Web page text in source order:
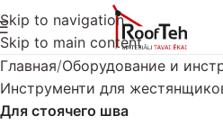
Skip to navigation
Skip to main content
Главная Оборудование и
Инструменти для
Для стоячего шва